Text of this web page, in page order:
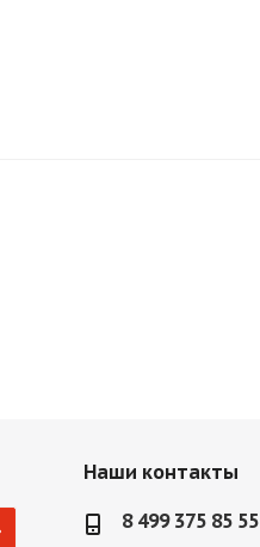
Наши контакты
8 499 375 85 55